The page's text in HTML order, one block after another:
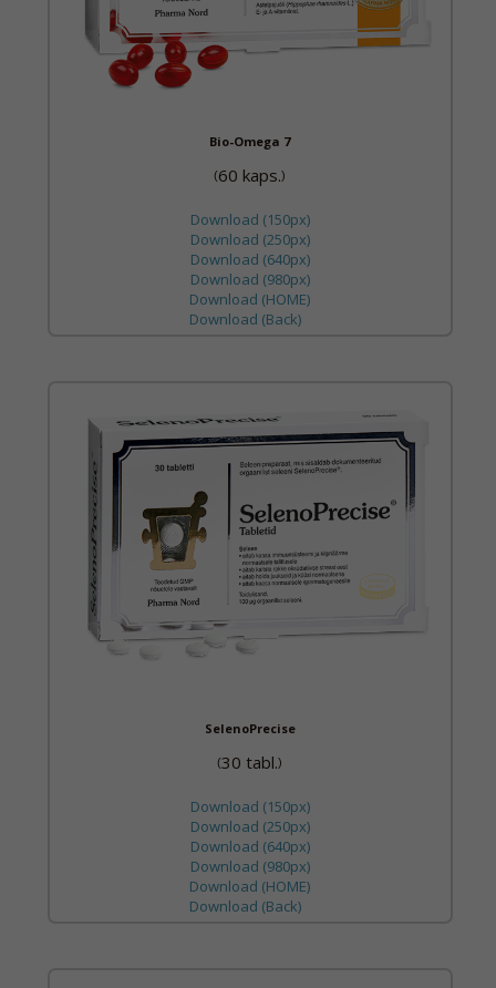
Bio-Omega 7
(60 kaps.)
Download (150px)
Download (250px)
Download (640px)
Download (980px)
Download (HOME)
Download (Back)
SelenoPrecise
(30 tabl.)
Download (150px)
Download (250px)
Download (640px)
Download (980px)
Download (HOME)
Download (Back)